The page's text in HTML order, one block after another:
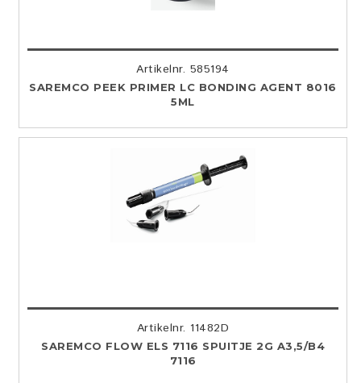
Artikelnr. 585194
SAREMCO PEEK PRIMER LC BONDING AGENT 8016
5ML
Artikelnr. 11482D
SAREMCO FLOW ELS 7116 SPUITJE 2G A3,5/B4
7116